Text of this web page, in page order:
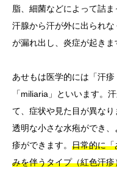
脂、細菌などによって詰
汗腺から汗が外に出られ
が漏れ出し、炎症が起きま
あせもは医学的には「汗
「miliaria」といいます。
て、症状や見た目が異な
透明な小さな水疱ができ
疹ができます。 日常的に「
みを伴うタイプ（紅色汗疹